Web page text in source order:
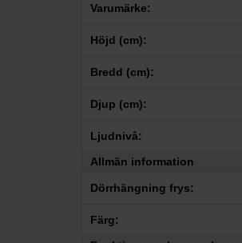
Varumärke:
Cylinda
Höjd (cm):
–
Bredd (cm):
–
Djup (cm):
–
Ljudnivå:
–
38 39 40
Allmän information
Dörrhängning frys:
Höger
Färg: